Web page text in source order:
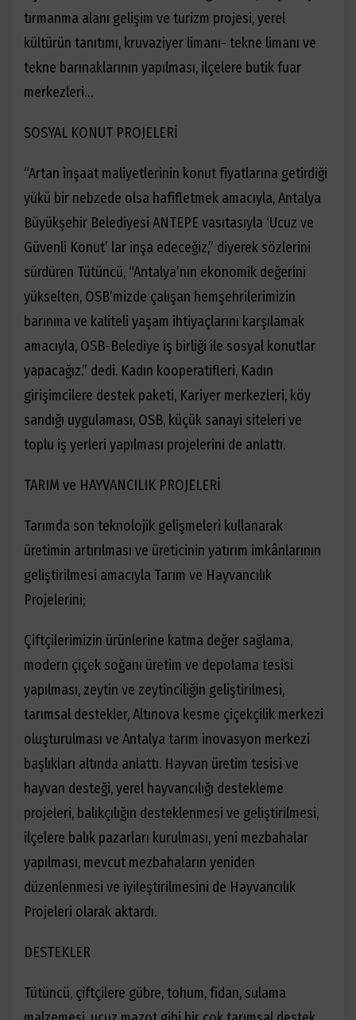
tırmanma alanı gelişim ve turizm projesi, yerel
kültürün tanıtımı, kruvaziyer limanı- tekne limanı ve
tekne barınaklarının yapılması, ilçelere butik fuar
merkezleri…
SOSYAL KONUT PROJELERİ
“Artan inşaat maliyetlerinin konut fiyatlarına getirdiği
yükü bir nebzede olsa hafifletmek amacıyla, Antalya
Büyükşehir Belediyesi ANTEPE vasıtasıyla ‘Ucuz ve
Güvenli Konut’ lar inşa edeceğiz,” diyerek sözlerini
sürdüren Tütüncü, “Antalya’nın ekonomik değerini
yükselten, OSB’mizde çalışan hemşehrilerimizin
barınma ve kaliteli yaşam ihtiyaçlarını karşılamak
amacıyla, OSB-Belediye iş birliği ile sosyal konutlar
yapacağız.” dedi. Kadın kooperatifleri, Kadın
girişimcilere destek paketi, Kariyer merkezleri, köy
sandığı uygulaması, OSB, küçük sanayi siteleri ve
toplu iş yerleri yapılması projelerini de anlattı.
TARIM ve HAYVANCILIK PROJELERİ
Tarımda son teknolojik gelişmeleri kullanarak
üretimin artırılması ve üreticinin yatırım imkânlarının
geliştirilmesi amacıyla Tarım ve Hayvancılık
Projelerini;
Çiftçilerimizin ürünlerine katma değer sağlama,
modern çiçek soğanı üretim ve depolama tesisi
yapılması, zeytin ve zeytinciliğin geliştirilmesi,
tarımsal destekler,Altınova kesme çiçekçilik merkezi
oluşturulması ve Antalya tarım inovasyon merkezi
başlıkları altında anlattı. Hayvan üretim tesisi ve
hayvan desteği, yerel hayvancılığı destekleme
projeleri, balıkçılığın desteklenmesi ve geliştirilmesi,
ilçelere balık pazarları kurulması, yeni mezbahalar
yapılması, mevcut mezbahaların yeniden
düzenlenmesi ve iyileştirilmesini de Hayvancılık
Projeleri olarak aktardı.
DESTEKLER
Tütüncü, çiftçilere gübre, tohum, fidan, sulama